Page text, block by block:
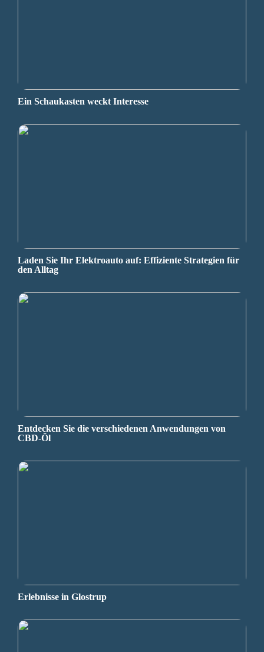
Ein Schaukasten weckt Interesse
Laden Sie Ihr Elektroauto auf: Effiziente Strategien für
den Alltag
Entdecken Sie die verschiedenen Anwendungen von
CBD-Öl
Erlebnisse in Glostrup